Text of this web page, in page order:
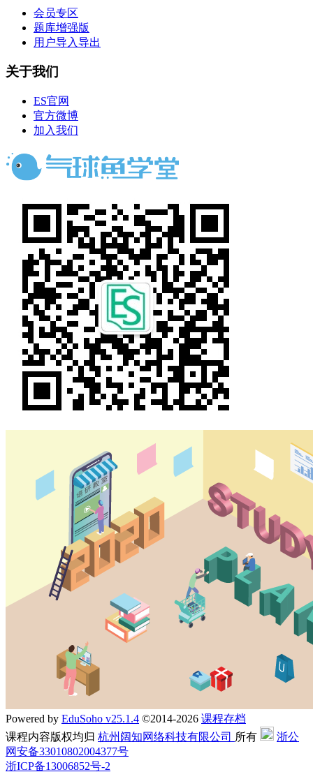
会员专区
题库增强版
用户导入导出
关于我们
ES官网
官方微博
加入我们
Powered by EduSoho v25.1.4 ©2014-2026 课程存档
课程内容版权均归 杭州阔知网络科技有限公司 所有
浙公
网安备33010802004377号
浙ICP备13006852号-2